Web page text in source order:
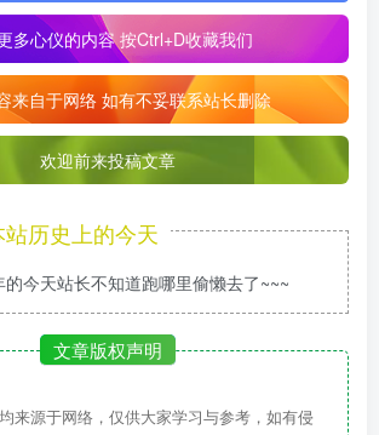
多心仪的内容按Ctrl+D收藏我们
来自于网络 如有不妥联系站长删除
欢迎前来投稿文章
站历史上的今天
今天站长不知道跑哪里偷懒去了~~~
文章版权声明
来源于网络，仅供大家学习与参考，如有侵